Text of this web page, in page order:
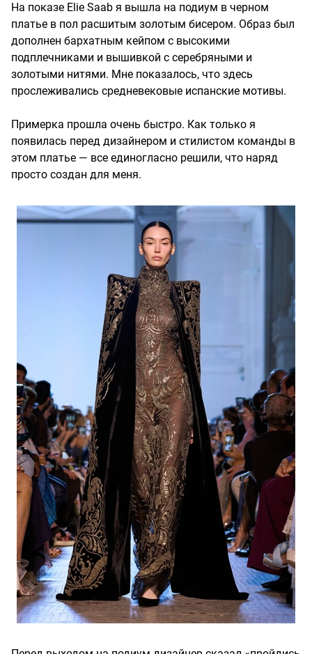
На показе Elie Saab я вышла на подиум в черном
платье в пол расшитым золотым бисером. Образ был
дополнен бархатным кейпом с высокими
подплечниками и вышивкой с серебряными и
золотыми нитями. Мне показалось, что здесь
прослеживались средневековые испанские мотивы.
Примерка прошла очень быстро. Как только я
появилась перед дизайнером и стилистом команды в
этом платье — все единогласно решили, что наряд
просто создан для меня.